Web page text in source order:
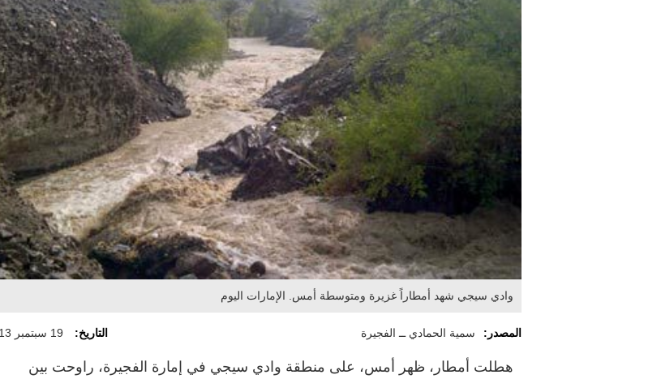
وادي سيجي شهد أمطاراً غزيرة ومتوسطة أمس. الإمارات اليوم
المصدر: سمية الحمادي ــ الفجيرة التاريخ: 19 سبتمبر 2013
هطلت أمطار، ظهر أمس، على منطقة وادي سيجي في إمارة الفجيرة، راوحت بين